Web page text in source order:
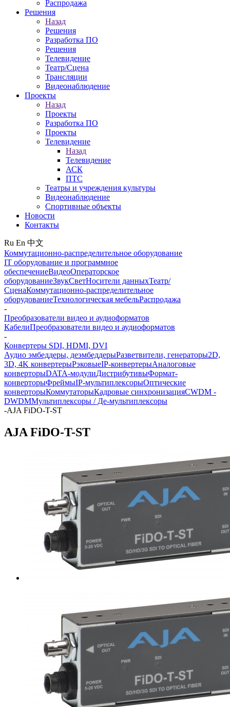
Распродажа
Решения
Назад
Решения
Разработка ПО
Решения
Телевидение
Театр/Сцена
Трансляции
Видеонаблюдение
Проекты
Назад
Проекты
Разработка ПО
Проекты
Телевидение
Назад
Телевидение
АСК
ПТС
Театры и учреждения культуры
Видеонаблюдение
Спортивные объекты
Новости
Контакты
Ru En 中文
Коммутационно-распределительное оборудование
IT оборудование и программное
обеспечениеВидеоОператорское
оборудованиеЗвукСветНосители данныхТеатр/
СценаКоммутационно-распределительное
оборудованиеТехнологическая мебельРаспродажа
-
Преобразователи видео и аудиоформатов
КабелиПреобразователи видео и аудиоформатов
-
Конвертеры SDI, HDMI, DVI
Аудио эмбеддеры, деэмбеддерыРазветвители, генераторы2D,
3D, 4K конвертерыРэковыеIP-конвертерыАналоговые
конверторыDATA-модулиДистрибутивыФормат-
конверторыФреймыIP-мультиплексорыОптические
конверторыКоммутаторыКадровые синхронизацияCWDM -
DWDMМультиплексоры / Де-мультиплексоры
-AJA FiDO-T-ST
AJA FiDO-T-ST